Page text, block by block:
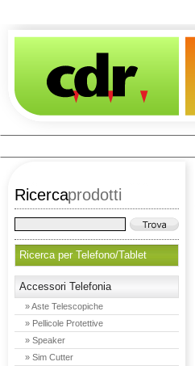
Ricercaprodotti
Ricerca per Telefono/Tablet
Accessori Telefonia
» Aste Telescopiche
» Pellicole Protettive
» Speaker
» Sim Cutter